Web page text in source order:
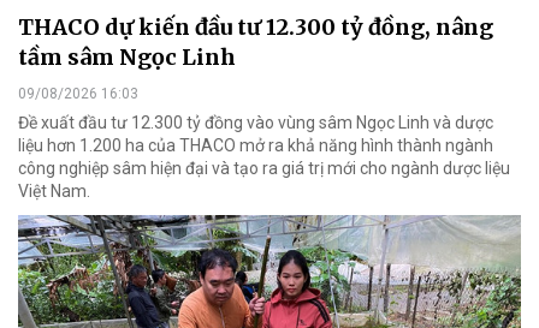
THACO dự kiến đầu tư 12.300 tỷ đồng, nâng
tầm sâm Ngọc Linh
09/08/2026 16:03
Đề xuất đầu tư 12.300 tỷ đồng vào vùng sâm Ngọc Linh và dược
liệu hơn 1.200 ha của THACO mở ra khả năng hình thành ngành
công nghiệp sâm hiện đại và tạo ra giá trị mới cho ngành dược liệu
Việt Nam.